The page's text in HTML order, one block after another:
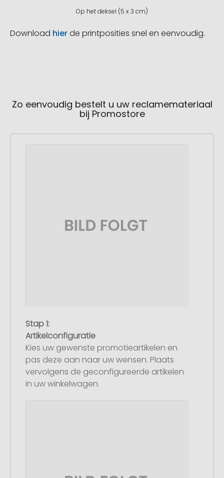
Op het deksel (5 x 3 cm)
Download hierde printposities snel en eenvoudig.
Zo eenvoudig bestelt u uw reclamemateriaal
bij Promostore
Stap 1:
Artikelconfiguratie
Kies uw gewenste promotieartikelen en
pas deze aan naar uw wensen. Plaats
vervolgens de geconfigureerde artikelen
in uw winkelwagen.